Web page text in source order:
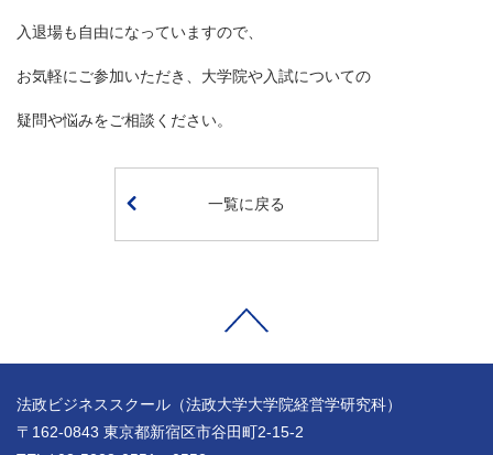
入退場も自由になっていますので、
お気軽にご参加いただき、大学院や入試についての
疑問や悩みをご相談ください。
一覧に戻る
法政ビジネススクール（法政大学大学院経営学研究科）
〒162-0843 東京都新宿区市谷田町2-15-2